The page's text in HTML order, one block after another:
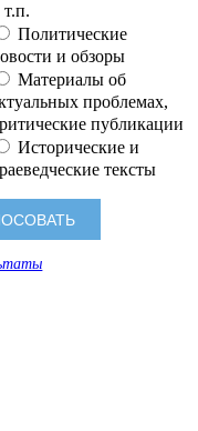
Политические
и обзоры
Материалы об
проблемах,
публикации
Исторические и
тексты